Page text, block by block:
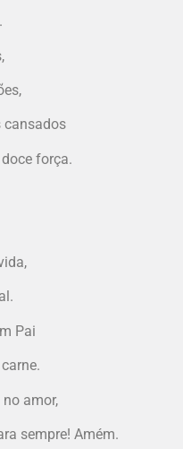
força.
Pai
amor,
sempre! Amém.